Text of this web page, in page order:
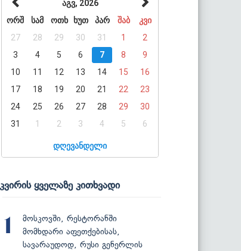
აგვ, 2026
ორშ
სამ ოთხ ხუთ პარ შაბ
კვი
27
28 29 30 31 1
2
3
4 5 6 7 8
9
10
11 12 13 14 15
16
17
18 19 20 21 22
23
24
25 26 27 28 29
30
31
1 2 3 4 5 6
დღევანდელი
კვირის ყველაზე კითხვადი
1
მოსკოვში, რესტორანში
მომხდარი აფეთქებისას,
სავარაუდოდ, რუსი გენერლის